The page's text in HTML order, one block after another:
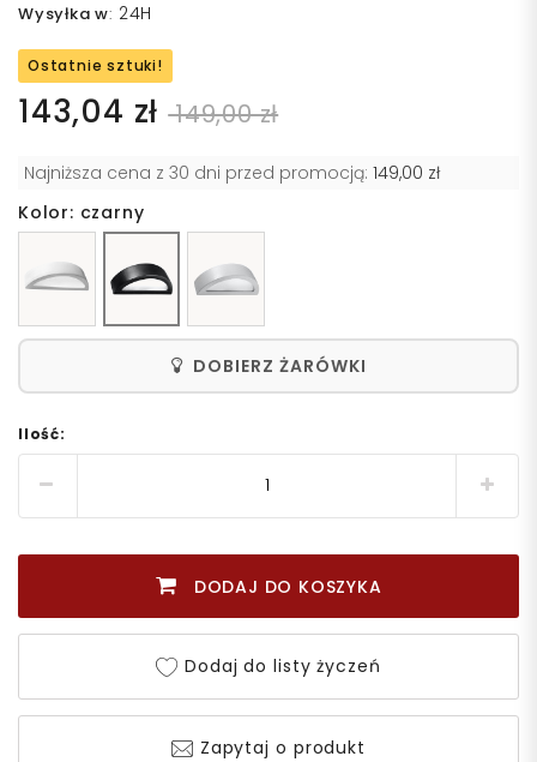
Wysyłka w: 24H
Ostatnie sztuki!
143,04 zł 149,00 zł
Najniższa cena z 30 dni przed promocją: 149,00 zł
Kolor: czarny
DOBIERZ ŻARÓWKI
Ilość:
DODAJ DO KOSZYKA
Dodaj do listy życzeń
Zapytaj o produkt